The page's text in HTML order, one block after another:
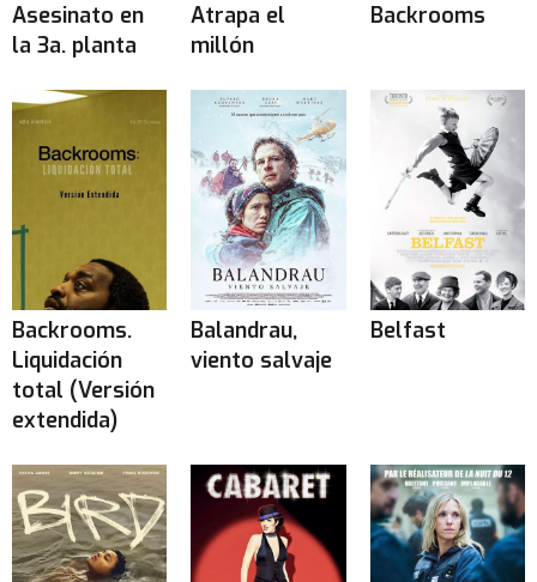
Asesinato en
la 3a. planta
Atrapa el
millón
Backrooms
Backrooms.
Liquidación
total (Versión
extendida)
Balandrau,
viento salvaje
Belfast